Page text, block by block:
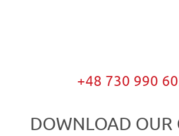
+48 730 990
DOWNLOAD OUR